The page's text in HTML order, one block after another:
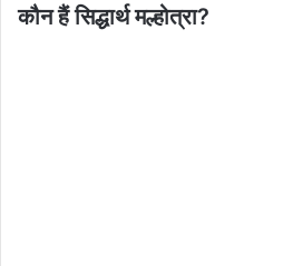
कौन हैं सिद्धार्थ मल्होत्रा?